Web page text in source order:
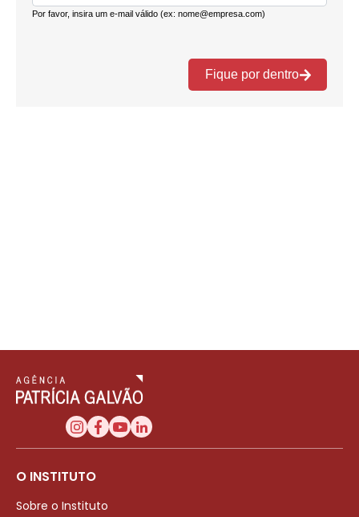
O INSTITUTO
Sobre o Instituto